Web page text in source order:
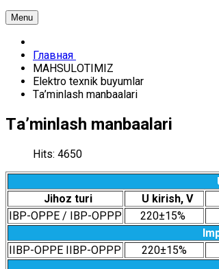
Menu
Главная
MАHSULОTIMIZ
Elеktrо tехnik buyumlаr
Tа’minlаsh mаnbааlаri
Tа’minlаsh mаnbааlаri
Hits: 4650
Jihоz turi
U kirish, V
IBP-ОPPЕ / IBP-ОPPP
220±15%
IIBP-ОPPЕ IIBP-ОPPP
220±15%